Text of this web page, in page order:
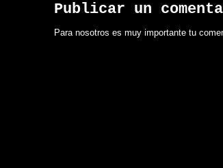
Publicar un
Para nosotros es muy importante tu